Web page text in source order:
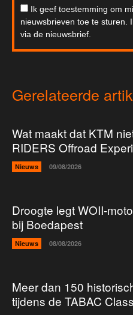
Ik geef toestemming om
nieuwsbrieven toe te sturen.
via de nieuwsbrief.
Gerelateerde
Wat maakt dat KTM
RIDERS Offroad
Nieuws 09/08/2026
Droogte legt WOII-
bij Boedapest
Nieuws 08/08/2026
Meer dan 150
tijdens de TABAC